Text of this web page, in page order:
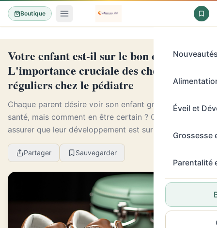
Boutique
Éveil et
Grossesse
Parentalité
Votre enfant est-il sur le bon chemin ?
L'importance cruciale des check-ups
réguliers chez le pédiatre
Chaque parent désire voir son enfant grandir en pleine
santé, mais comment en être certain ? Comment nous
assurer que leur développement est sur la bonne voie
? La réponse pourrait bien être aussi sim...
Partager Sauvegarder